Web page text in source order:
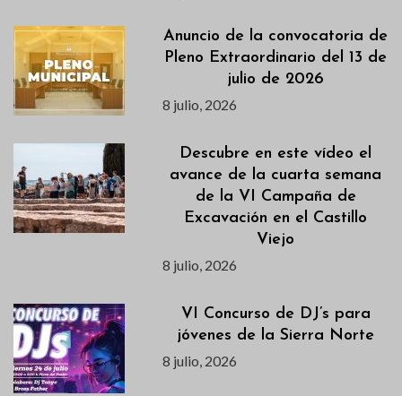
Anuncio de la convocatoria de
Pleno Extraordinario del 13 de
julio de 2026
8 julio, 2026
Descubre en este vídeo el
avance de la cuarta semana
de la VI Campaña de
Excavación en el Castillo
Viejo
8 julio, 2026
VI Concurso de DJ’s para
jóvenes de la Sierra Norte
8 julio, 2026